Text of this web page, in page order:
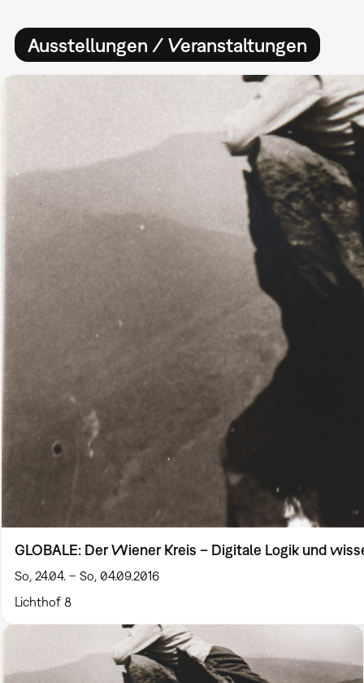
Ausstellungen / Veranstaltungen
GLOBALE: Der Wiener Kreis – Digitale Logik und
So, 24.04. – So, 04.09.2016
Lichthof 8